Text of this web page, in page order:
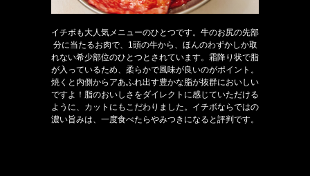
イチボも大人気メニューのひとつです。牛のお尻の先部
分に当たるお肉で、1頭の牛から、ほんのわずかしか取
れない希少部位のひとつとされています。霜降り状で脂
が入っているため、柔らかで風味が良いのがポイント。
焼くと内側からアあふれ出す豊かな脂が抜群においしい
ですよ！脂のおいしさをダイレクトに感じていただける
ように、カットにもこだわりました。イチボならではの
濃い旨みは、一度食べたらやみつきになると評判です。